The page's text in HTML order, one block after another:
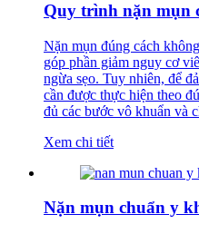
Quy trình nặn mụn
Nặn mụn đúng cách
góp phần giảm nguy cơ
ngừa sẹo. Tuy nhiên, để
cần được thực hiện theo
đủ các bước vô khuẩn và
Xem chi tiết
Nặn mụn chuẩn y